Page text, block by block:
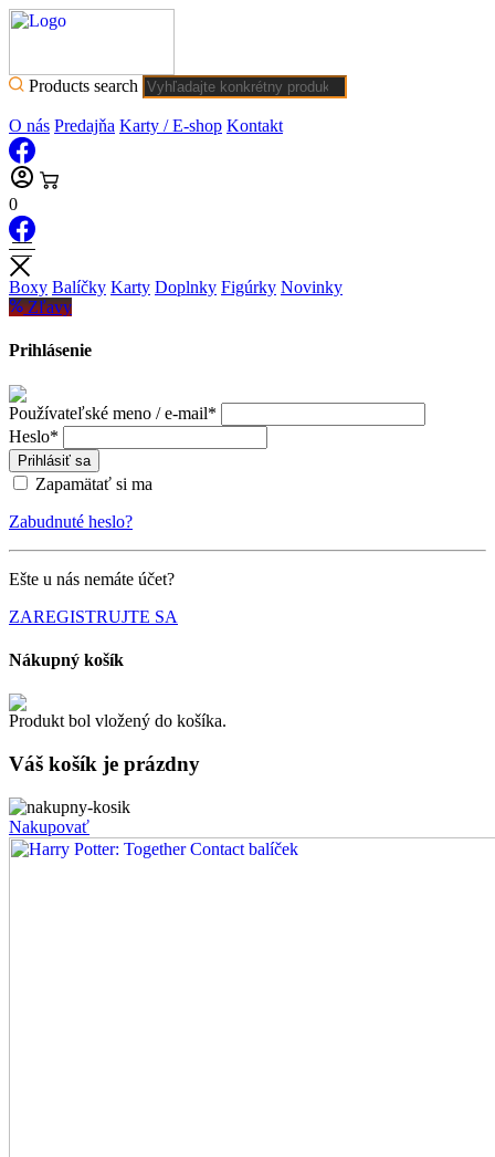
Products search
O nás Predajňa Karty / E-shop Kontakt
0
Boxy Balíčky Karty Doplnky Figúrky Novinky
Zľavy
Prihlásenie
Používateľské meno / e-mail*
Heslo*
Prihlásiť sa
Zapamätať si ma
Zabudnuté heslo?
Ešte u nás nemáte účet?
ZAREGISTRUJTE SA
Nákupný košík
Produkt bol vložený do košíka.
Váš košík je prázdny
Nakupovať